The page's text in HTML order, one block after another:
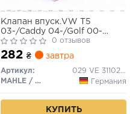
Клапан впуск.VW T5
03-/Caddy 04-/Golf 00-
09/Passat 1.9-2.5TDI 04-
0 отзывов
282 ₴ завтра
Артикул:
029 VE 31102 000
MAHLE / KNECHT
Германия
КУПИТЬ